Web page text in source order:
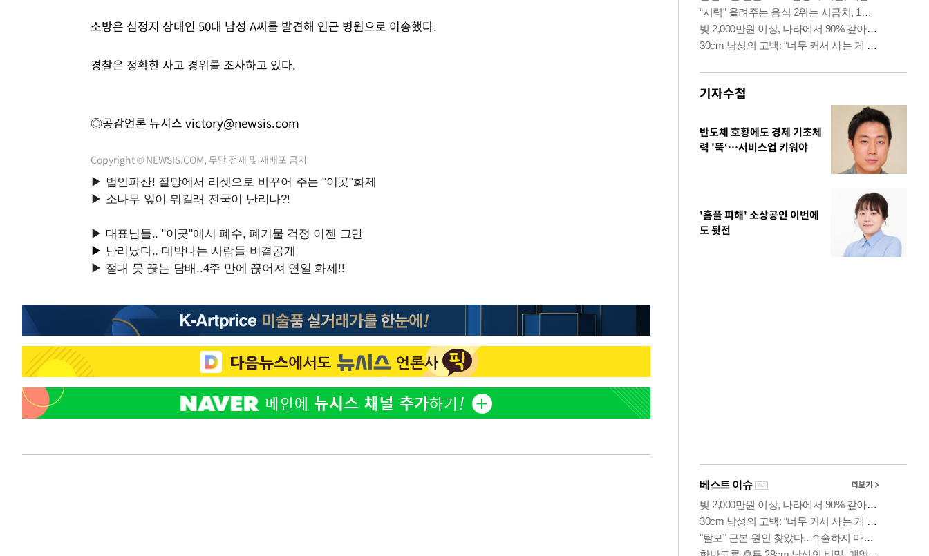
소방은 심정지 상태인 50대 남성 A씨를 발견해 인근 병원으로 이송했다.
경찰은 정확한 사고 경위를 조사하고 있다.
◎공감언론 뉴시스 victory@newsis.com
Copyright © NEWSIS.COM, 무단 전재 및 재배포 금지
기자수첩
반도체 호황에도 경제 기초체
력 '뚝‘…서비스업 키워야
'홈플 피해' 소상공인 이번에
도 뒷전